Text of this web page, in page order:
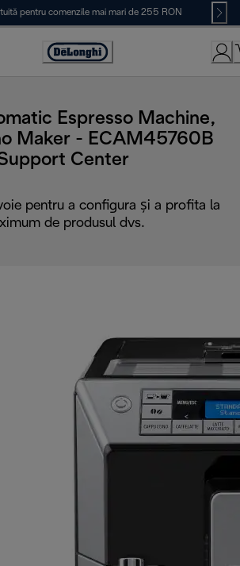
pentru comenzile mai mari de 255 RON
Accessibility
Espresso Machine,
Maker - ECAM45760B
Center
pentru a configura și a profita la
de produsul dvs.